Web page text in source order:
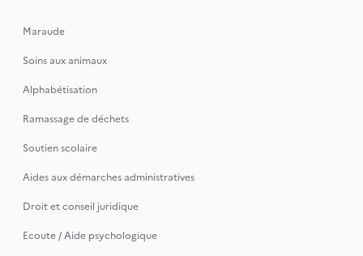
Maraude
Soins aux animaux
Alphabétisation
Ramassage de déchets
Soutien scolaire
Aides aux démarches administratives
Droit et conseil juridique
Ecoute / Aide psychologique